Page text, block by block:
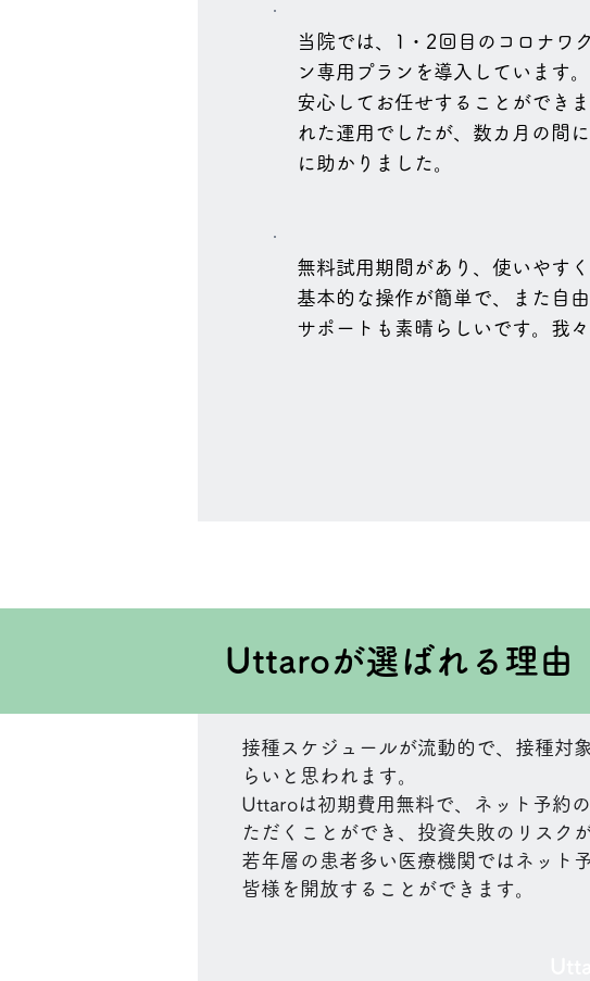
当院では、1・2回目のコロナワ
ン専用プランを導入しています
安心してお任せすることができ
れた運用でしたが、数カ月の間
に助かりました。
無料試用期間があり、使いやす
基本的な操作が簡単で、また自
サポートも素晴らしいです。我
Uttaroが選ばれる理由
接種スケジュールが流動的で、接種対
らいと思われます。
Uttaroは初期費用無料で、ネット予約
ただくことができ、投資失敗のリスク
若年層の患者多い医療機関ではネット
皆様を開放することができます。